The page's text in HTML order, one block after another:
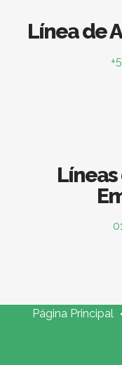
Línea de
Página Principal